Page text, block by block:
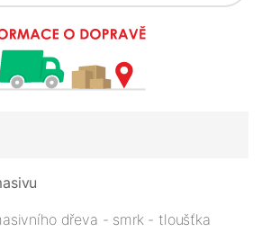
dřeva - smrk - tloušťka